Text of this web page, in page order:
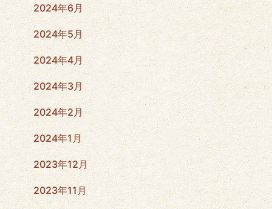
2024年6月
2024年5月
2024年4月
2024年3月
2024年2月
2024年1月
2023年12月
2023年11月